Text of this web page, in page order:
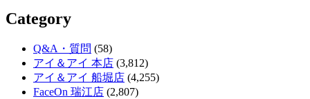
Category
Q&A・質問 (58)
アイ＆アイ 本店 (3,812)
アイ＆アイ 船堀店 (4,255)
FaceOn 瑞江店 (2,807)